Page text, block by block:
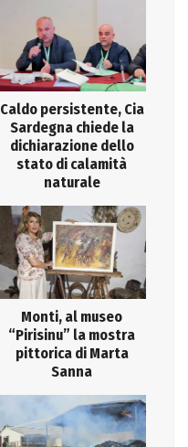
Caldo persistente, Cia
Sardegna chiede la
dichiarazione dello
stato di calamità
naturale
Monti, al museo
“Pirisinu” la mostra
pittorica di Marta
Sanna